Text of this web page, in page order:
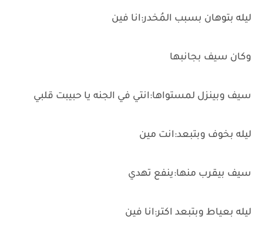
ليله بتوهان بسبب المُخدر:انا فين
وكان سيف بجانبها
سيف وبينزل لمستواها:انتي في الجنه يا حبيبت قلبي
ليله بخوف وبتبعد:انت مين
سيف بيقرب منها:ينفع تهدي
ليله بعياط وبتبعد اكتر:انا فين